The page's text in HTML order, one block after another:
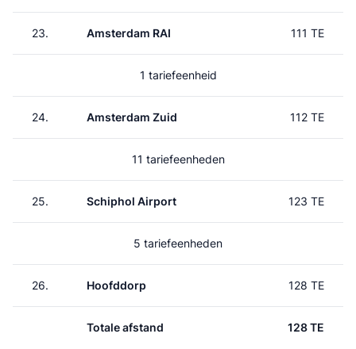
23. Amsterdam RAI 111 TE
1 tariefeenheid
24. Amsterdam Zuid 112 TE
11 tariefeenheden
25. Schiphol Airport 123 TE
5 tariefeenheden
26. Hoofddorp 128 TE
Totale afstand 128 TE